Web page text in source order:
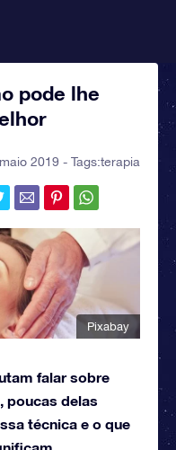
pode lhe
2019 - Tags:terapia
Pixabay
falar sobre
poucas delas
técnica e o que